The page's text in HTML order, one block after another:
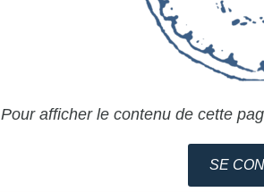
Pour afficher le contenu de cette
SE